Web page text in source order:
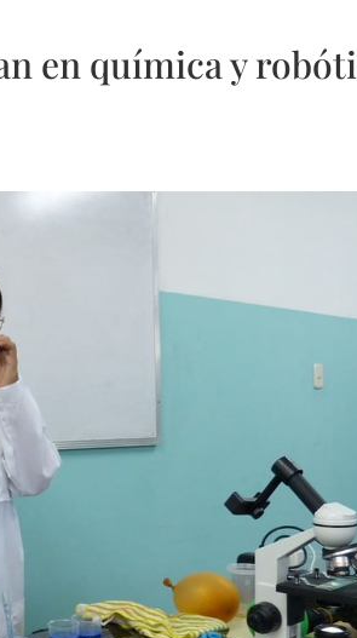
en química y